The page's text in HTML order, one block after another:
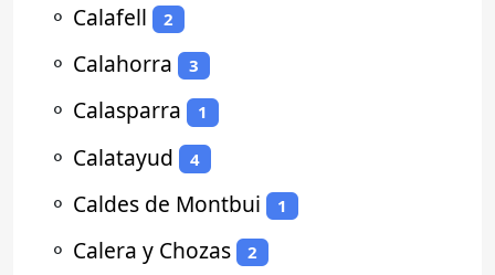
⚬ Calafell 2
⚬ Calahorra 3
⚬ Calasparra 1
⚬ Calatayud 4
⚬ Caldes de Montbui 1
⚬ Calera y Chozas 2